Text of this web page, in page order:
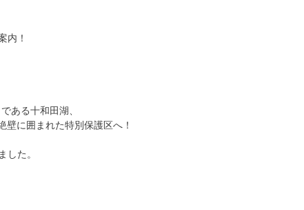
内！
ある十和田湖、
に囲まれた特別保護区へ！
た。